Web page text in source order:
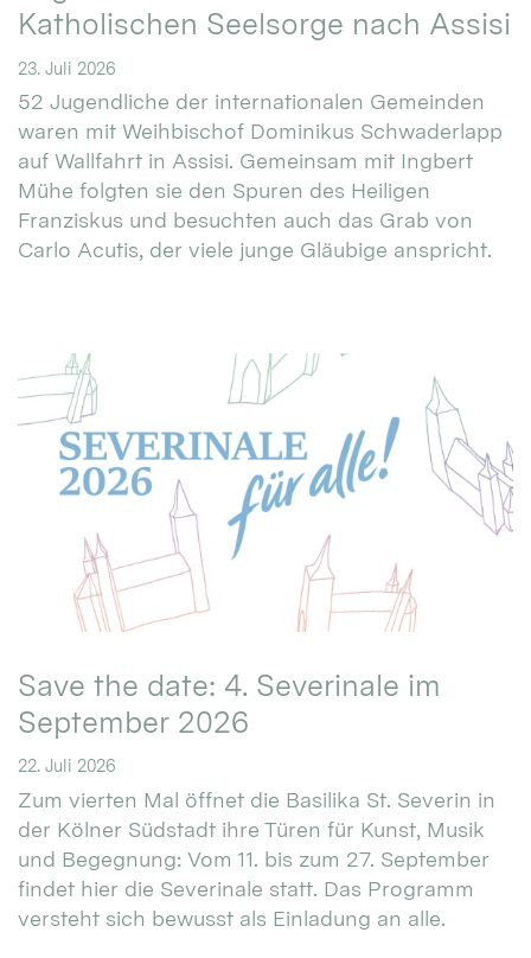
Katholischen Seelsorge nach Assisi
23. Juli 2026
52 Jugendliche der internationalen Gemeinden
waren mit Weihbischof Dominikus Schwaderlapp
auf Wallfahrt in Assisi. Gemeinsam mit Ingbert
Mühe folgten sie den Spuren des Heiligen
Franziskus und besuchten auch das Grab von
Carlo Acutis, der viele junge Gläubige anspricht.
Save the date: 4. Severinale im
September 2026
22. Juli 2026
Zum vierten Mal öffnet die Basilika St. Severin in
der Kölner Südstadt ihre Türen für Kunst, Musik
und Begegnung: Vom 11. bis zum 27. September
findet hier die Severinale statt. Das Programm
versteht sich bewusst als Einladung an alle.